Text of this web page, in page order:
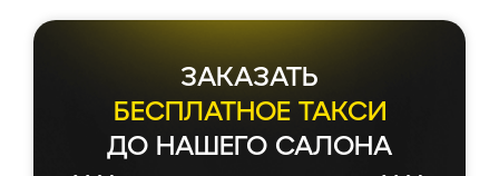
ЗАКАЗАТЬ
БЕСПЛАТНОЕ ТАКСИ
ДО НАШЕГО САЛОНА